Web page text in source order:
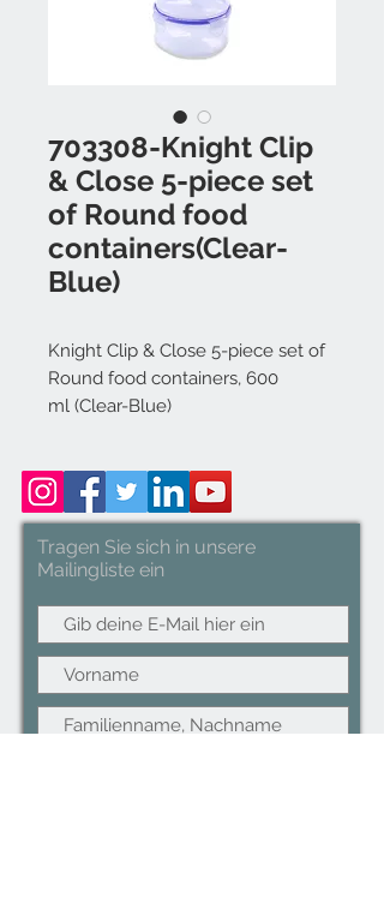
703308-Knight Clip
& Close 5-piece set
of Round food
containers(Clear-
Blue)
Knight Clip & Close 5-piece set of
Round food containers, 600
ml (Clear-Blue)
Tragen Sie sich in unsere
Mailingliste ein